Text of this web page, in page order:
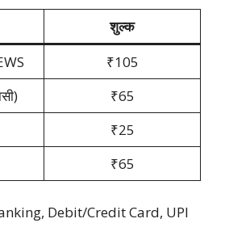
शुल्क
₹105
₹65
₹25
₹65
Debit/Credit Card, UPI